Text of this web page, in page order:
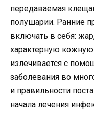
передаваемая
полушарии. Ранние
включать в себя:
характерную
излечивается с
заболевания во
и правильности
начала лечения